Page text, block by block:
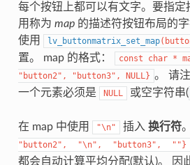
每个按钮上都可以有文字。要指定
用称为 map的描述符按钮布局的
使用
lv_buttonmatrix_set_map(
置。 map 的格式：
const char *
"button2", "button3", NULL} 。 请
一个元素必须是
NULL 或空字符串(
在 map 中使用 "\n" 插入 换行符
"button2",
"\n", "button3", ""}
都会自动计算平均分配(默认)。 因